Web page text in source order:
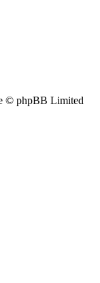
© phpBB Limited